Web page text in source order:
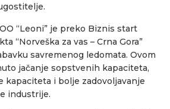
“Leoni” je preko Biznis start
“Norveška za vas – Crna Gora”
savremenog ledomata. Ovom
jačanje sopstvenih kapaciteta,
kapaciteta i bolje zadovoljavanje
industrije.